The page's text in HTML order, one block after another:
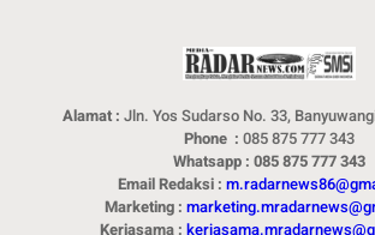
Alamat : Jln. Yos Sudarso No. 33,
Phone : 085 875 777 343
Whatsapp : 085 875 777 343
Email Redaksi :
Marketing :
Kerjasama :